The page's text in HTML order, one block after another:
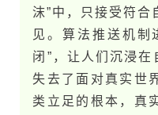
沫”中，只接受符合
见。算法推送机制
闭”，让人们沉浸在
失去了面对真实世
类立足的根本，真